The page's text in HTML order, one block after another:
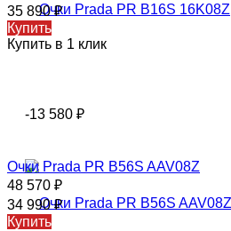
35 890₽
Купить
Купить в 1 клик
-13 580 ₽
Очки Prada PR B56S AAV08Z
48 570 ₽
34 990₽
Купить